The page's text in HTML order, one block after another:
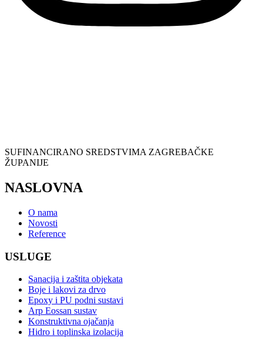
SUFINANCIRANO SREDSTVIMA ZAGREBAČKE
ŽUPANIJE
NASLOVNA
O nama
Novosti
Reference
USLUGE
Sanacija i zaštita objekata
Boje i lakovi za drvo
Epoxy i PU podni sustavi
Arp Eossan sustav
Konstruktivna ojačanja
Hidro i toplinska izolacija